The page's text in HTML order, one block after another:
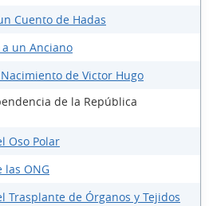
Cuento de Hadas
un Anciano
de Victor Hugo
de la República
Oso Polar
las ONG
Trasplante de Órganos y Tejidos